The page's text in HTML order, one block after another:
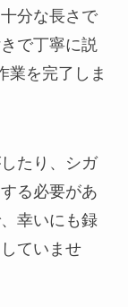
分な長さで
で丁寧に説
業を完了しま
たり、シガ
る必要があ
幸いにも録
ていませ